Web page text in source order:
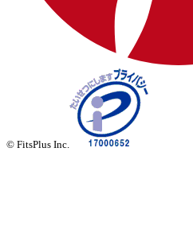
© FitsPlus Inc.